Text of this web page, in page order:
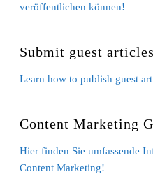
veröffentlichen können!
Submit guest
Learn how to publish guest
Content Marketing
Hier finden Sie umfassende
Content Marketing!